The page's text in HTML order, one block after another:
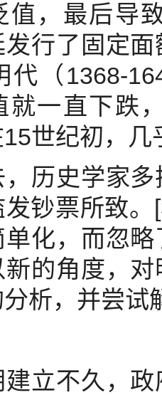
值，最后导
行了固定
代（1368-
就一直下跌
世纪初，
史学家多
钞票所致
化，而忽
的角度，
析，并尝试
不久，政